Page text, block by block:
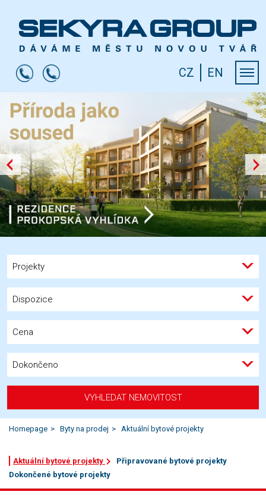
CZ EN
Projekty
Dispozice
Cena
Dokončeno
VYHLEDAT NEMOVITOST
Homepage Byty na prodej Aktuální bytové projekty
Aktuální bytové projekty
Připravované bytové projekty
Dokončené bytové projekty